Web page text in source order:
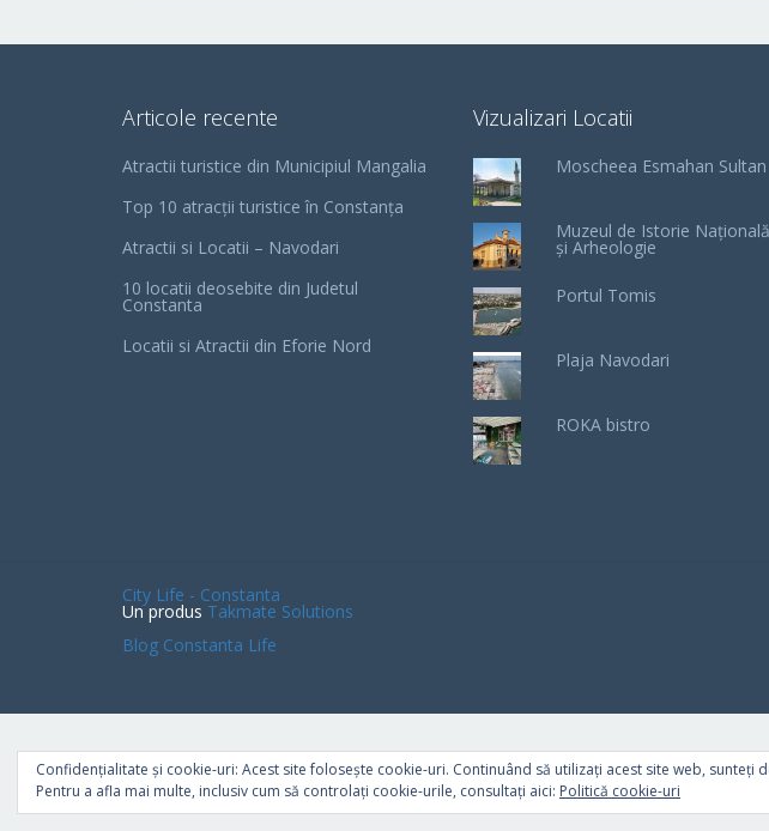
Articole recente
Atractii turistice din Municipiul Mangalia
Top 10 atracții turistice în Constanța
Atractii si Locatii – Navodari
10 locatii deosebite din Judetul
Constanta
Locatii si Atractii din Eforie Nord
Vizualizari Locatii
Moscheea Esmahan Sultan
Muzeul de Istorie Națională
și Arheologie
Portul Tomis
Plaja Navodari
ROKA bistro
City Life - Constanta
Un produs Takmate Solutions
Blog Constanta Life
Confidențialitate și cookie-uri: Acest site folosește cookie-uri. Continuând să utilizați acest site web, sunteți
Pentru a afla mai multe, inclusiv cum să controlați cookie-urile, consultați aici: Politică cookie-uri